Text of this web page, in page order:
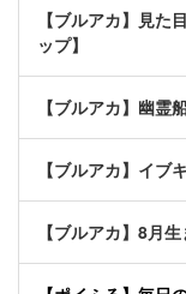
【ブルアカ】見た
ップ】
【ブルアカ】幽霊
【ブルアカ】イブ
【ブルアカ】8月